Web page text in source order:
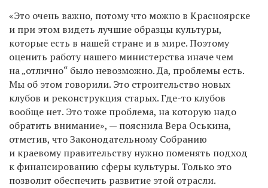
«Это очень важно, потому что можно в Красноярске
и при этом видеть лучшие образцы культуры,
которые есть в нашей стране и в мире. Поэтому
оценить работу нашего министерства иначе чем
на „отлично“ было невозможно. Да, проблемы есть.
Мы об этом говорили. Это строительство новых
клубов и реконструкция старых. Где-то клубов
вообще нет. Это тоже проблема, на которую надо
обратить внимание», — пояснила Вера Оськина,
отметив, что Законодательному Собранию
и краевому правительству нужно поменять подход
к финансированию сферы культуры. Только это
позволит обеспечить развитие этой отрасли.